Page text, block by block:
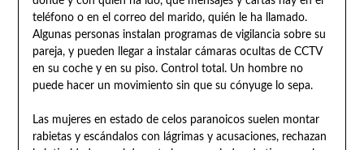
teléfono o en el correo del marido, quién le ha llamado.
Algunas personas instalan programas de vigilancia sobre su
pareja, y pueden llegar a instalar cámaras ocultas de CCTV
en su coche y en su piso. Control total. Un hombre no
puede hacer un movimiento sin que su cónyuge lo sepa.
Las mujeres en estado de celos paranoicos suelen montar
rabietas y escándalos con lágrimas y acusaciones, rechazan